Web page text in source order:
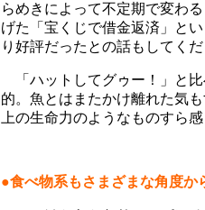
らめきによって不定期で変わ
げた「宝くじで借金返済」と
り好評だったとの話もしてく
「ハットしてグゥー！」と
的。魚とはまたかけ離れた気
上の生命力のようなものすら
●食べ物系もさまざまな角度か